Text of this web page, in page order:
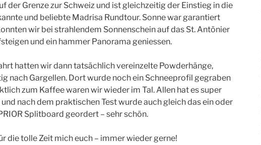
der Grenze zur Schweiz und ist gleichzeitig der Einstieg in die
und beliebte Madrisa Rundtour. Sonne war garantiert
wir bei strahlendem Sonnenschein auf das St. Antönier
und ein hammer Panorama geniessen.
hatten wir dann tatsächlich vereinzelte Powderhänge,
nach Gargellen. Dort wurde noch ein Schneeprofil gegraben
zum Kaffee waren wir wieder im Tal. Allen hat es super
nach dem praktischen Test wurde auch gleich das ein oder
Splitboard geordert – sehr schön.
die tolle Zeit mich euch – immer wieder gerne!